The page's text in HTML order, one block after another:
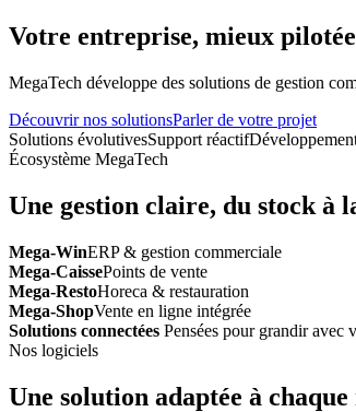
Votre entreprise, mieux
MegaTech développe des solutions de gestion
Découvrir nos solutionsParler de votre projet
Solutions évolutivesSupport réactif
Écosystème MegaTech
Une gestion claire, du stock à
Mega-WinERP & gestion commerciale
Mega-CaissePoints de vente
Mega-RestoHoreca & restauration
Mega-ShopVente en ligne intégrée
Solutions connectées Pensées pour grandir avec
Nos logiciels
Une solution adaptée à